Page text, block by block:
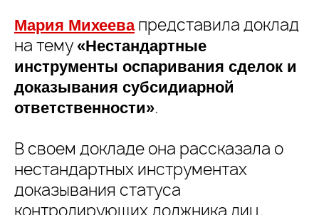
Мария Михеевапредставила доклад
на тему «Нестандартные
инструменты оспаривания сделок и
доказывания субсидиарной
ответственности».
В своем докладе она рассказала о
нестандартных инструментах
доказывания статуса
контролирующих должника лиц,